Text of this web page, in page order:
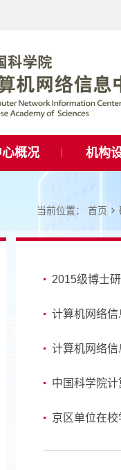
心概况 机构
当前位置： 首页
2015级博士
计算机网络
计算机网络
中国科学院计
京区单位在